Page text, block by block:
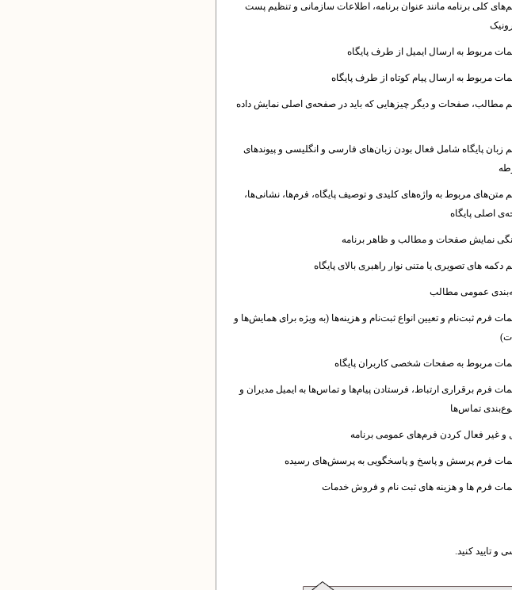
کلی برنامه مانند عنوان برنامه، اطلاعات سازمانی و تنظیم پست
مربوط به ارسال ایمیل از طرف پایگاه
مربوط به ارسال پیام کوتاه از طرف پایگاه
مطالب، صفحات و دیگر چیزهایی که باید در صفحه‌ی اصلی نمایش داده
زبان پایگاه شامل فعال بودن زبان‌های فارسی و انگلیسی و پیوندهای
متن‌های مربوط به واژه‌های کلیدی و توصیف پایگاه، فرم‌ها، نشانی‌ها،
اصلی پایگاه
نمایش صفحات و مطالب و ظاهر برنامه
دکمه های تصویری یا متنی نوار راهبری بالای پایگاه
عمومی مطالب
فرم ثبت‌‌نام و تعیین انواع ثبت‌نام و هزینه‌ها (به ویژه برای همایش‌ها و
مربوط به صفحات شخصی کاربران پایگاه
فرم برقراری ارتباط، فرستادن پیام‌ها و تماس‌ها به ایمیل مدیران و
تماس‌ها
و غیر فعال کردن فرم‌های عمومی برنامه
فرم پرسش و پاسخ و پاسخگویی به پرسش‌های رسیده
فرم ها و هزینه های ثبت نام و فروش خدمات
تایید کنید.